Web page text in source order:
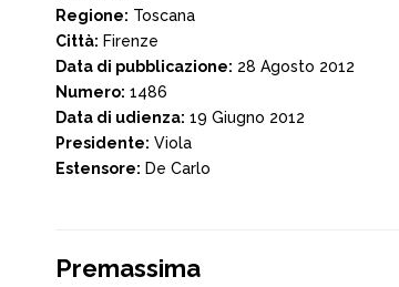
Regione: Toscana
Città: Firenze
Data di pubblicazione: 28 Agosto 2012
Numero: 1486
Data di udienza: 19 Giugno 2012
Presidente: Viola
Estensore: De Carlo
Premassima